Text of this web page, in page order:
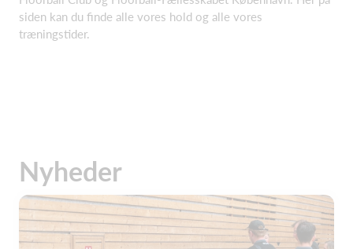
siden kan du finde alle vores hold og alle vores
træningstider.
Nyheder